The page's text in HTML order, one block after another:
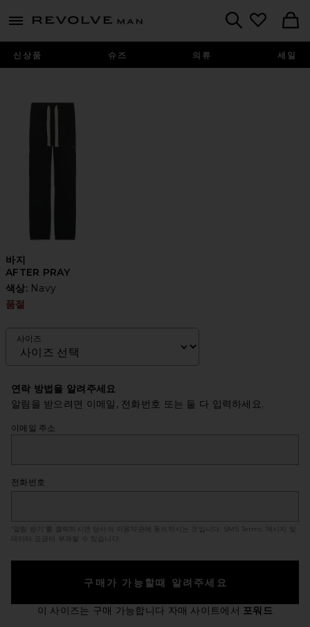
menu - shows more content
Revolve
신상품 슈즈 의류 세일
바지
AFTER PRAY
색상: Navy
품절
사이즈
연락 방법을 알려주세요
알림을 받으려면 이메일, 전화번호 또는 둘 다 입력하세요.
이메일 주소
전화번호
'알림 받기'를 클릭하시면 당사의 이용약관에 동의하시는 것입니다. SMS Terms
. 메시지 및
데이터 요금이 부과될 수 있습니다.
구매가 가능할때 알려주세요
이 사이즈는 구매 가능합니다 자매 사이트에서 포워드